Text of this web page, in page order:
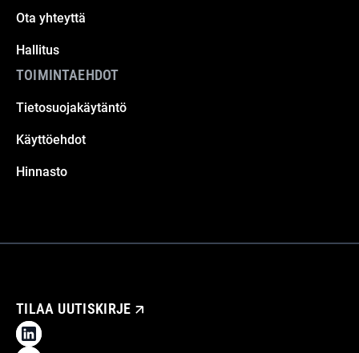
Ota yhteyttä
Hallitus
TOIMINTAEHDOT
Tietosuojakäytäntö
Käyttöehdot
Hinnasto
TILAA UUTISKIRJE